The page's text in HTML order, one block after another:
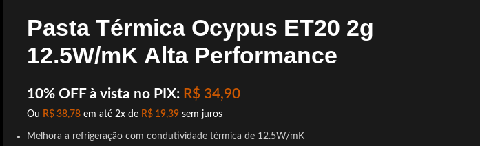
Pasta Térmica Ocypus ET20 2g
12.5W/mK Alta Performance
10% OFF à vista no PIX: R$34,90
Ou R$38,78em até 2x de R$19,39sem juros
Melhora a refrigeração com condutividade térmica de 12.5W/mK